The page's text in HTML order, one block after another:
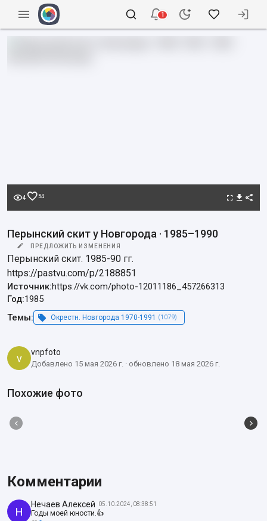
1
4 54
Перынский скит у Новгорода · 1985–1990
ПРЕДЛОЖИТЬ ИЗМЕНЕНИЯ
Перынский скит. 1985-90 гг.
https://pastvu.com/p/2188851
Источник:https://vk.com/photo-12011186_457266313
Год:1985
Темы:
Окрестн. Новгорода 1970-1991 (1079)
v vnpfoto
Добавлено 15 мая 2026 г. · обновлено 18 мая 2026 г.
Похожие фото
Комментарии
Н
Нечаев Алексей 05.10.2024, 08:38:51
Годы моей юности.👍